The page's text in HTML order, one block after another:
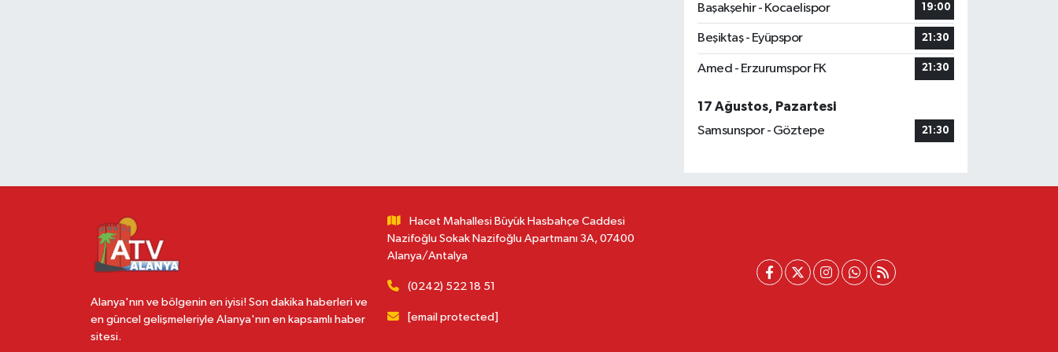
Başakşehir - Kocaelispor
19:00
Beşiktaş - Eyüpspor 21:30
Amed - Erzurumspor FK 21:30
17 Ağustos, Pazartesi
Samsunspor - Göztepe
21:30
Alanya'nın ve bölgenin en iyisi! Son dakika haberleri ve
en güncel gelişmeleriyle Alanya'nın en kapsamlı haber
sitesi.
Hacet Mahallesi Büyük Hasbahçe Caddesi
Nazifoğlu Sokak Nazifoğlu Apartmanı 3A, 07400
Alanya/Antalya
(0242) 522 18 51
[email protected]